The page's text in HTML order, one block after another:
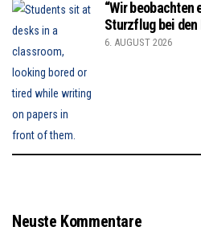
“Wir beobachten
Sturzflug bei
6. AUGUST 2026
Neuste Kommentare